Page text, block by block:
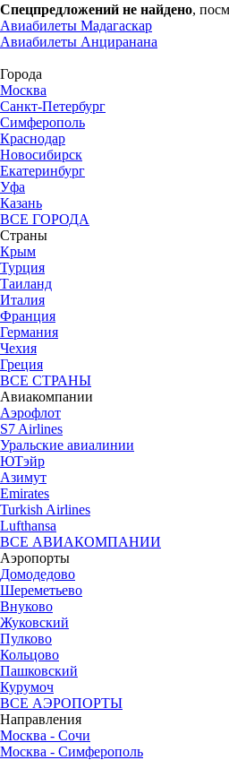
Спецпредложений не найдено,
Авиабилеты Мадагаскар
Авиабилеты Анциранана
Города
Москва
Санкт-Петербург
Симферополь
Краснодар
Новосибирск
Екатеринбург
Уфа
Казань
ВСЕ ГОРОДА
Страны
Крым
Турция
Таиланд
Италия
Франция
Германия
Чехия
Греция
ВСЕ СТРАНЫ
Авиакомпании
Аэрофлот
S7 Airlines
Уральские авиалинии
ЮТэйр
Азимут
Emirates
Turkish Airlines
Lufthansa
ВСЕ АВИАКОМПАНИИ
Аэропорты
Домодедово
Шереметьево
Внуково
Жуковский
Пулково
Кольцово
Пашковский
Курумоч
ВСЕ АЭРОПОРТЫ
Направления
Москва - Сочи
Москва - Симферополь